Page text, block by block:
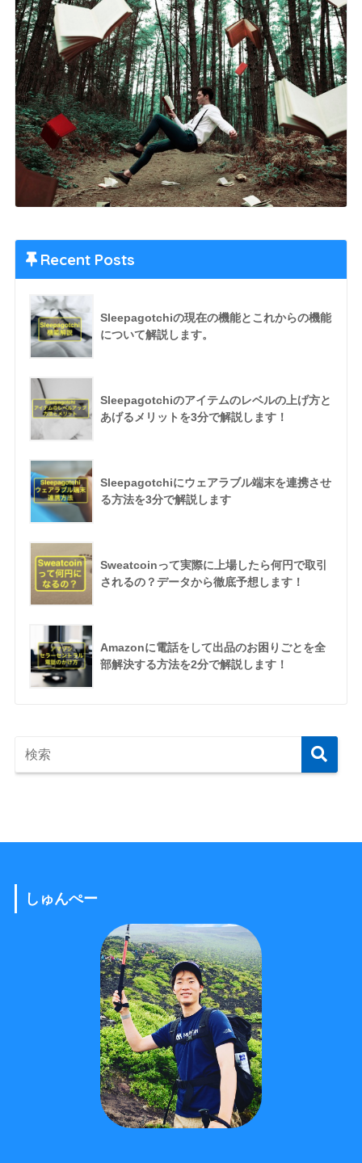
Recent Posts
Sleepagotchiの現在の機能とこれからの機能
について解説します。
Sleepagotchiのアイテムのレベルの上げ方と
あげるメリットを3分で解説します！
Sleepagotchiにウェアラブル端末を連携させ
る方法を3分で解説します
Sweatcoinって実際に上場したら何円で取引
されるの？データから徹底予想します！
Amazonに電話をして出品のお困りごとを全
部解決する方法を2分で解説します！
しゅんぺー